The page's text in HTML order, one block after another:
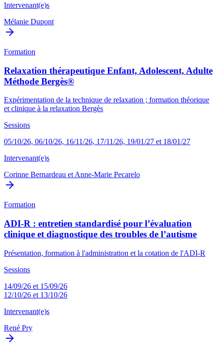
Intervenant(e)s
Mélanie Dupont
Formation
Relaxation thérapeutique Enfant, Adolescent, Adulte
Méthode Bergès®
Expérimentation de la technique de relaxation ; formation théorique
et clinique à la relaxation Bergès
Sessions
05/10/26, 06/10/26, 16/11/26, 17/11/26, 19/01/27 et 18/01/27
Intervenant(e)s
Corinne Bernardeau et Anne-Marie Pecarelo
Formation
ADI-R : entretien standardisé pour l’évaluation
clinique et diagnostique des troubles de l’autisme
Présentation, formation à l'administration et la cotation de l'ADI-R
Sessions
14/09/26 et 15/09/26
12/10/26 et 13/10/26
Intervenant(e)s
René Pry